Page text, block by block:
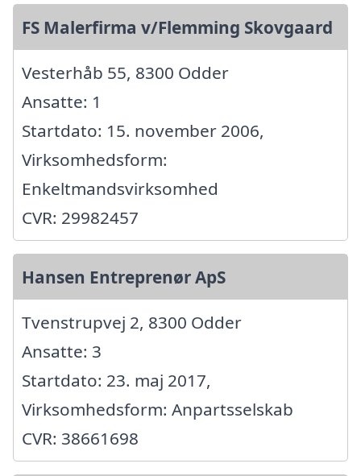
FS Malerfirma v/Flemming Skovgaard
Vesterhåb 55, 8300 Odder
Ansatte: 1
Startdato: 15. november 2006,
Virksomhedsform:
Enkeltmandsvirksomhed
CVR: 29982457
Hansen Entreprenør ApS
Tvenstrupvej 2, 8300 Odder
Ansatte: 3
Startdato: 23. maj 2017,
Virksomhedsform: Anpartsselskab
CVR: 38661698